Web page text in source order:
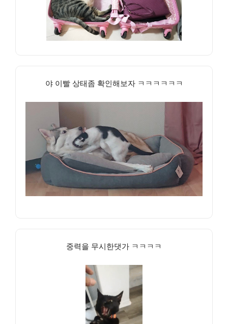
야 이빨 상태좀 확인해보자 ㅋㅋㅋㅋㅋㅋ
중력을 무시한댓가 ㅋㅋㅋㅋ